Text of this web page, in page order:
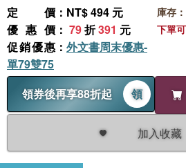
定價 ：NT$ 494 元
優惠價 ： 79折391 元
促銷優惠 ： 外文書周末優惠-
單79雙75
領券後再享88折起
領
加入收藏
庫存
下單